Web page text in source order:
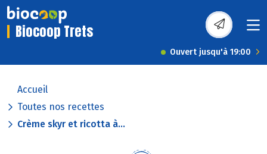
Biocoop Trets
Ouvert jusqu'à 19:00
Accueil
Toutes nos recettes
Crème skyr et ricotta à...